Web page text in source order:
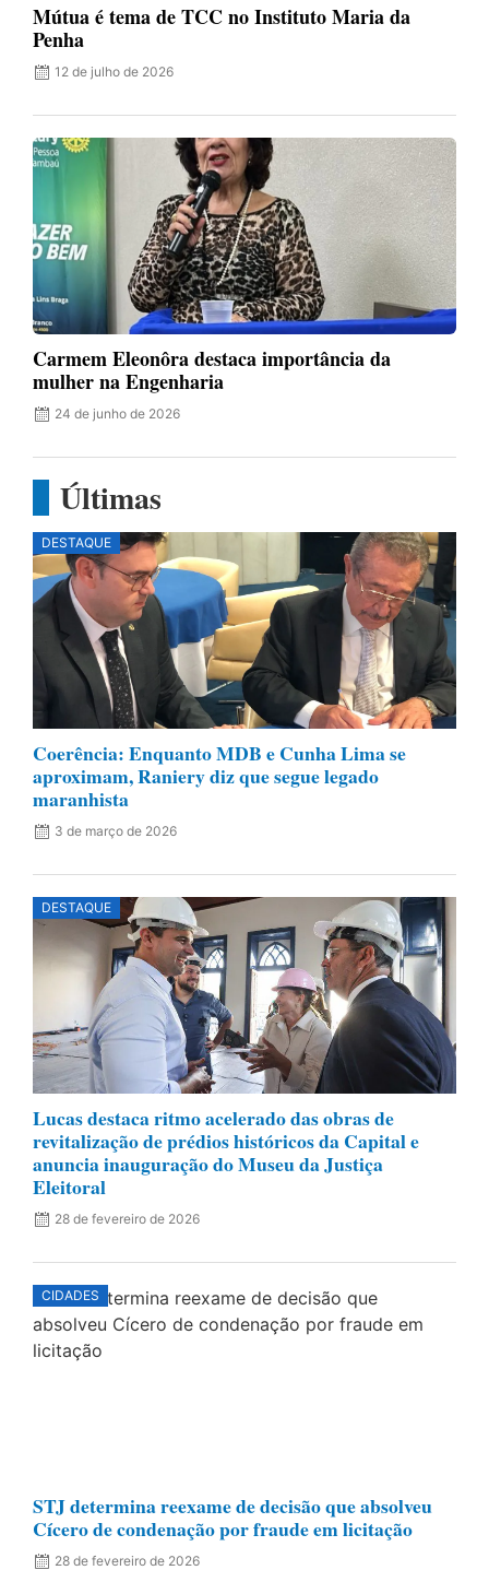
Mútua é tema de TCC no Instituto Maria da
Penha
12 de julho de 2026
Carmem Eleonôra destaca importância da
mulher na Engenharia
24 de junho de 2026
Últimas
DESTAQUE
Coerência: Enquanto MDB e Cunha Lima se
aproximam, Raniery diz que segue legado
maranhista
3 de março de 2026
DESTAQUE
Lucas destaca ritmo acelerado das obras de
revitalização de prédios históricos da Capital e
anuncia inauguração do Museu da Justiça
Eleitoral
28 de fevereiro de 2026
CIDADES
STJ determina reexame de decisão que absolveu
Cícero de condenação por fraude em licitação
28 de fevereiro de 2026